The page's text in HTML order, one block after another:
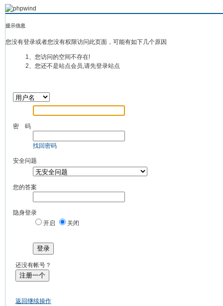
提示信息
您没有登录或者您没有权限访问此页面，可能有如下几个原因
1、您访问的空间不存在!
2、您还不是站点会员,请先登录站点
密 码
找回密码
安全问题
您的答案
隐身登录
开启
关闭
登录
还没有帐号？
注册一个
返回继续操作